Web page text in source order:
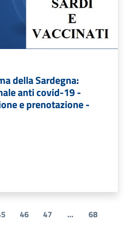
della Sardegna:
anti covid-19 -
e prenotazione -
46 47 ... 68